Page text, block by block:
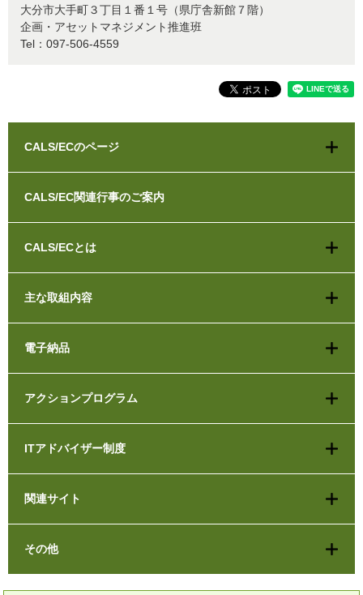
大分市大手町３丁目１番１号（県庁舎新館７階）
企画・アセットマネジメント推進班
Tel：097-506-4559
CALS/ECのページ
CALS/EC関連行事のご案内
CALS/ECとは
主な取組内容
電子納品
アクションプログラム
ITアドバイザー制度
関連サイト
その他